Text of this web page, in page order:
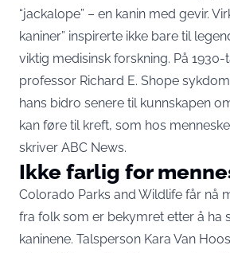
“jackalope” – en kanin med gevir.
kaniner” inspirerte ikke bare til
viktig medisinsk forskning. På
professor Richard E. Shope
hans bidro senere til kunnskapen
kan føre til kreft, som hos
skriver ABC News.
Ikke farlig for
Colorado Parks and Wildlife får nå
fra folk som er bekymret etter å ha
kaninene. Talsperson Kara Van